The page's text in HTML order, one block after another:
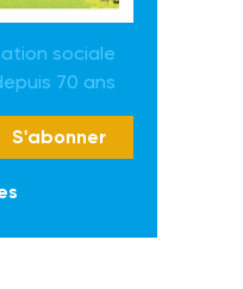
sociale
70 ans
S'abonner